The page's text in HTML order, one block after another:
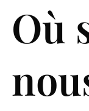
Où